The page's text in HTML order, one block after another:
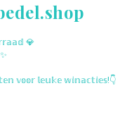
💎
𝕧𝕠𝕠𝕣 𝕝𝕖𝕦𝕜𝕖 𝕨𝕚𝕟𝕒𝕔𝕥𝕚𝕖𝕤!👇